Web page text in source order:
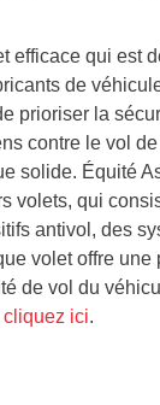
efficace qui est
de
prioriser la
contre le vol
solide. Équité
volets, qui
antivol, des
volet offre une
de vol du
cliquez ici.